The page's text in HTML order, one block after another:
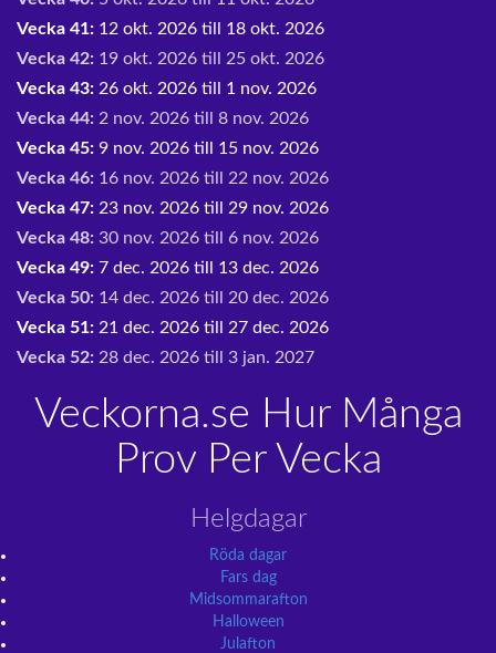
Vecka 41: 12 okt. 2026 till 18 okt. 2026
Vecka 42: 19 okt. 2026 till 25 okt. 2026
Vecka 43: 26 okt. 2026 till 1 nov. 2026
Vecka 44: 2 nov. 2026 till 8 nov. 2026
Vecka 45: 9 nov. 2026 till 15 nov. 2026
Vecka 46: 16 nov. 2026 till 22 nov. 2026
Vecka 47: 23 nov. 2026 till 29 nov. 2026
Vecka 48: 30 nov. 2026 till 6 nov. 2026
Vecka 49: 7 dec. 2026 till 13 dec. 2026
Vecka 50: 14 dec. 2026 till 20 dec. 2026
Vecka 51: 21 dec. 2026 till 27 dec. 2026
Vecka 52: 28 dec. 2026 till 3 jan. 2027
Veckorna.se Hur Många
Prov Per Vecka
Helgdagar
Röda dagar
Fars dag
Midsommarafton
Halloween
Julafton